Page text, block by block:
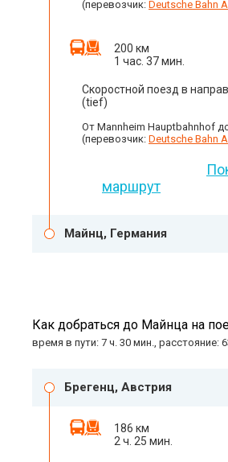
(перевозчик: Deutsche Bahn
200 км
1 час. 37 мин.
Скоростной поезд в
(tief)
От Mannheim Hauptbahnhof
(перевозчик: Deutsche Bahn
маршрут
Майнц, Германия
Как добраться до Майнца на
время в пути: 7 ч. 30 мин., расстояние:
Брегенц, Австрия
186 км
2 ч. 25 мин.